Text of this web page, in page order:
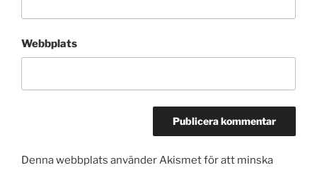
Webbplats
Denna webbplats använder Akismet för att minska